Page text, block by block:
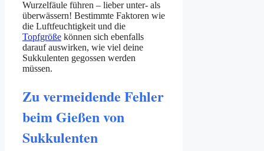
Wurzelfäule führen – lieber unter- als
überwässern! Bestimmte Faktoren wie
die Luftfeuchtigkeit und die
Topfgröße können sich ebenfalls
darauf auswirken, wie viel deine
Sukkulenten gegossen werden
müssen.
Zu vermeidende Fehler
beim Gießen von
Sukkulenten